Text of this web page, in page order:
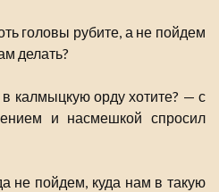
головы рубите, а не пойдем
делать?
калмыцкую орду хотите? — с
и насмешкой спросил
не пойдем, куда нам в такую